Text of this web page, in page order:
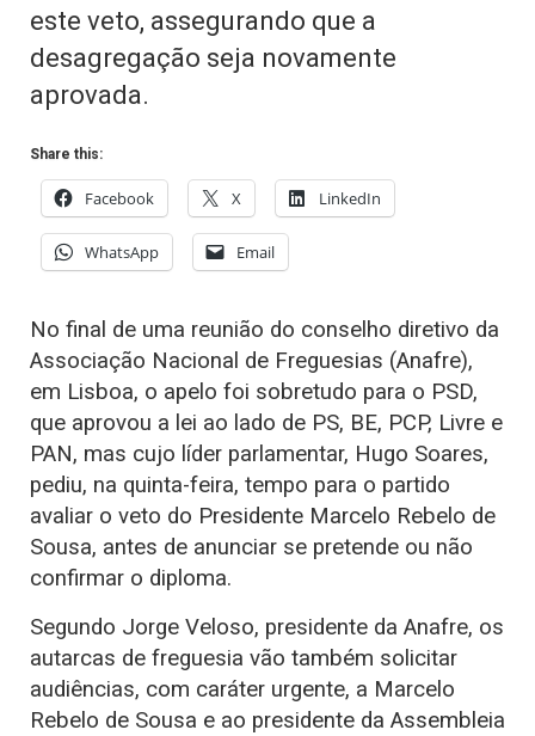
este veto, assegurando que a
desagregação seja novamente
aprovada.
Share this:
Facebook X LinkedIn
WhatsApp Email
No final de uma reunião do conselho diretivo da
Associação Nacional de Freguesias (Anafre),
em Lisboa, o apelo foi sobretudo para o PSD,
que aprovou a lei ao lado de PS, BE, PCP, Livre e
PAN, mas cujo líder parlamentar, Hugo Soares,
pediu, na quinta-feira, tempo para o partido
avaliar o veto do Presidente Marcelo Rebelo de
Sousa, antes de anunciar se pretende ou não
confirmar o diploma.
Segundo Jorge Veloso, presidente da Anafre, os
autarcas de freguesia vão também solicitar
audiências, com caráter urgente, a Marcelo
Rebelo de Sousa e ao presidente da Assembleia